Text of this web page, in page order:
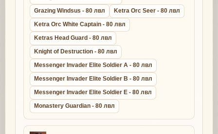
Grazing Windsus - 80 лвл
Ketra Orc Seer - 80 лвл
Ketra Orc White Captain - 80 лвл
Ketras Head Guard - 80 лвл
Knight of Destruction - 80 лвл
Messenger Invader Elite Soldier A - 80 лвл
Messenger Invader Elite Soldier B - 80 лвл
Messenger Invader Elite Soldier E - 80 лвл
Monastery Guardian - 80 лвл